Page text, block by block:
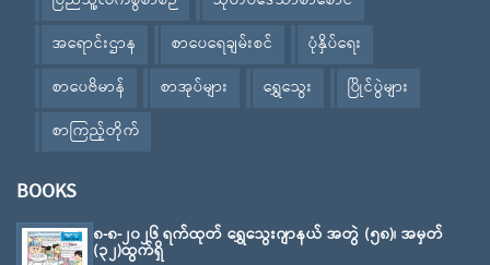
အရောင်းဌာန
စာပေရေချမ်းစင်
ပုံနှိပ်ရေး
စာပေဗိမာန်
စာအုပ်များ ရွှေသွေး
ပြိုင်ပွဲများ
စာကြည့်တိုက်
BOOKS
၈-၈-၂၀၂၆ ရက်ထုတ် ရွှေသွေးဂျာနယ် အတွဲ (၅၈)၊ အမှတ်
(၃၂)ထွက်ရှိ